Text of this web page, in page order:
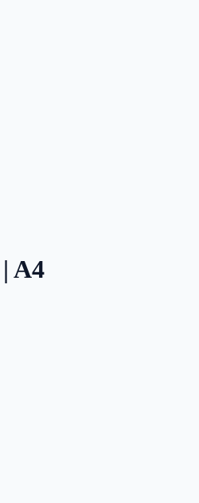
A4